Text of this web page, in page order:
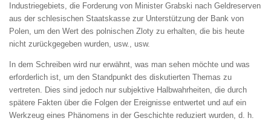
Industriegebiets, die Forderung von Minister Grabski nach Geldreserven
aus der schlesischen Staatskasse zur Unterstützung der Bank von
Polen, um den Wert des polnischen Zloty zu erhalten, die bis heute
nicht zurückgegeben wurden, usw., usw.
In dem Schreiben wird nur erwähnt, was man sehen möchte und was
erforderlich ist, um den Standpunkt des diskutierten Themas zu
vertreten. Dies sind jedoch nur subjektive Halbwahrheiten, die durch
spätere Fakten über die Folgen der Ereignisse entwertet und auf ein
Werkzeug eines Phänomens in der Geschichte reduziert wurden, d. h.